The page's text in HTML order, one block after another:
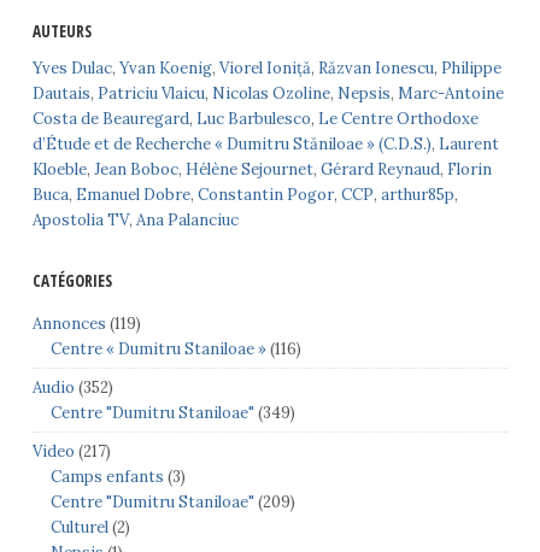
AUTEURS
Yves Dulac, Yvan Koenig, Viorel Ioniță, Răzvan Ionescu, Philippe
Dautais, Patriciu Vlaicu, Nicolas Ozoline, Nepsis, Marc-Antoine
Costa de Beauregard, Luc Barbulesco, Le Centre Orthodoxe
d’Étude et de Recherche « Dumitru Stăniloae » (C.D.S.), Laurent
Kloeble, Jean Boboc, Hélène Sejournet, Gérard Reynaud, Florin
Buca, Emanuel Dobre, Constantin Pogor, CCP, arthur85p,
Apostolia TV, Ana Palanciuc
CATÉGORIES
Annonces (119)
Centre « Dumitru Staniloae »(116)
Audio (352)
Centre "Dumitru Staniloae" (349)
Video (217)
Camps enfants (3)
Centre "Dumitru Staniloae" (209)
Culturel(2)